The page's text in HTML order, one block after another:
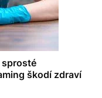
sprosté
škodí zdraví